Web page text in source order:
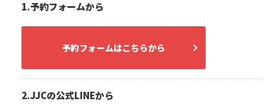
1.予約フォームから
予約フォームはこちらから
2.JJCの公式LINEから